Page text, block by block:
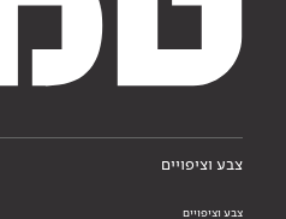
צבע וציפויים
צבע וציפויים